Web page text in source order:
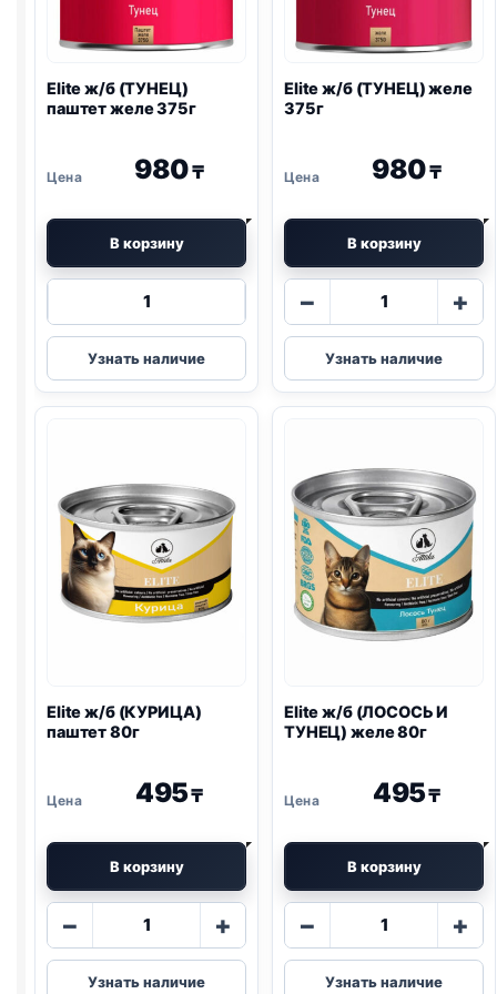
Elite ж/б (ТУНЕЦ)
паштет желе 375г
980₸
В корзину
Количество
Elite
ж/
б
375г
Узнать наличие
Elite ж/б (ТУНЕЦ) желе
375г
980₸
В корзину
−
Количество
Elite
ж/
б
375г
+
Узнать наличие
Elite ж/б (КУРИЦА)
паштет 80г
495₸
В корзину
−
Количество
Elite
+
Узнать наличие
Elite ж/б (ЛОСОСЬ И
ТУНЕЦ) желе 80г
495₸
В корзину
−
Количество
Elite
+
Узнать наличие